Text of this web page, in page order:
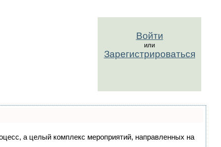
Войти
или
Зарегистрироваться
а целый комплекс мероприятий, направленных на